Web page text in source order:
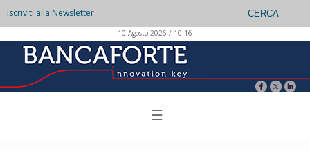
Iscriviti alla Newsletter CERCA
10 Agosto 2026 / 10:16
☰